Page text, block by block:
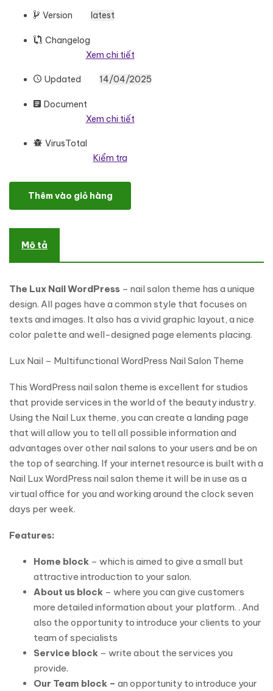
Version latest
Changelog
Xem chi tiết
Updated 14/04/2025
Document
Xem chi tiết
VirusTotal
Kiểm tra
Nail Lux - Manicure Salon Landing page WordPress Theme số
Thêm vào giỏ hàng
Mô tả
The Lux Nail WordPress – nail salon theme has a unique
design. All pages have a common style that focuses on
texts and images. It also has a vivid graphic layout, a nice
color palette and well-designed page elements placing.
Lux Nail – Multifunctional WordPress Nail Salon Theme
This WordPress nail salon theme is excellent for studios
that provide services in the world of the beauty industry.
Using the Nail Lux theme, you can create a landing page
that will allow you to tell all possible information and
advantages over other nail salons to your users and be on
the top of searching. If your internet resource is built with a
Nail Lux WordPress nail salon theme it will be in use as a
virtual office for you and working around the clock seven
days per week.
Features:
Home block – which is aimed to give a small but
attractive introduction to your salon.
About us block – where you can give customers
more detailed information about your platform. . And
also the opportunity to introduce your clients to your
team of specialists
Service block – write about the services you
provide.
Our Team block – an opportunity to introduce your